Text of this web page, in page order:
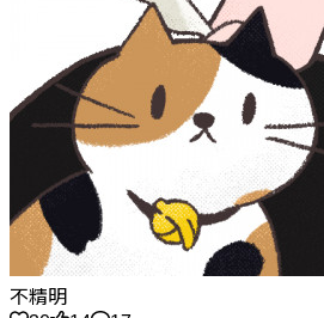
不精明